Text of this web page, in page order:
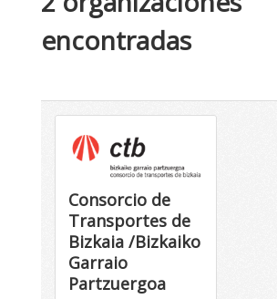
encontradas
Consorcio de
Transportes de
Bizkaia /Bizkaiko
Garraio
Partzuergoa